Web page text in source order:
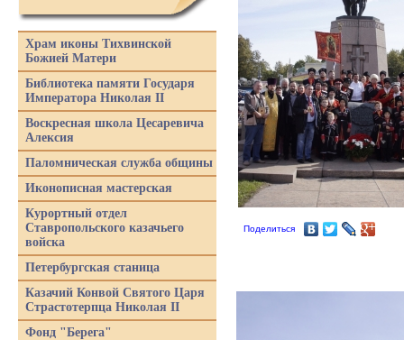
Поделиться
Храм иконы Тихвинской
Божией Матери
Библиотека памяти Государя
Императора Николая II
Воскресная школа Цесаревича
Алексия
Паломническая служба общины
Иконописная мастерская
Курортный отдел
Ставропольского казачьего
войска
Петербургская станица
Казачий Конвой Святого Царя
Страстотерпца Николая II
Фонд "Берега"